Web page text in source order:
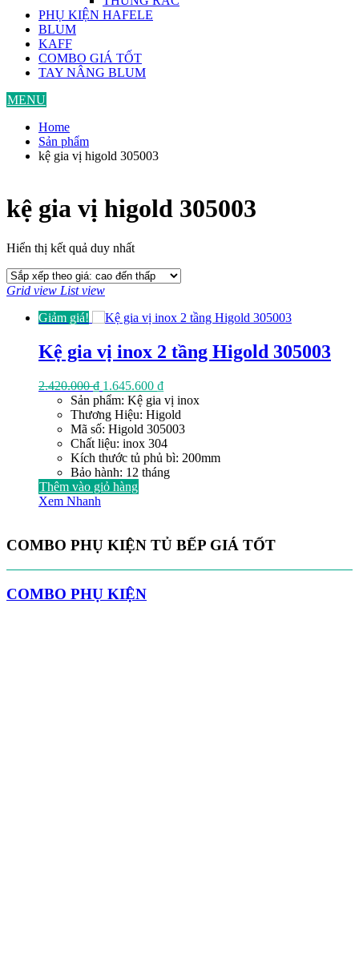
PHỤ KIỆN HAFELE
BLUM
KAFF
COMBO GIÁ TỐT
TAY NÂNG BLUM
MENU
Home
Sản phẩm
kệ gia vị higold 305003
kệ gia vị higold 305003
Hiển thị kết quả duy nhất
Grid view List view
Giảm giá!
Kệ gia vị inox 2 tầng Higold 305003
2.420.000₫ Giá
gốc
là:
2.420.000 ₫.
1.645.600 ₫Giá
hiện
tại
là:
1.645.600 ₫.
Sản phẩm: Kệ gia vị inox
Thương Hiệu: Higold
Mã số: Higold 305003
Chất liệu: inox 304
Kích thước tủ phủ bì: 200mm
Bảo hành: 12 tháng
Thêm vào giỏ hàng
Xem Nhanh
COMBO PHỤ KIỆN TỦ BẾP GIÁ TỐT
COMBO PHỤ KIỆN